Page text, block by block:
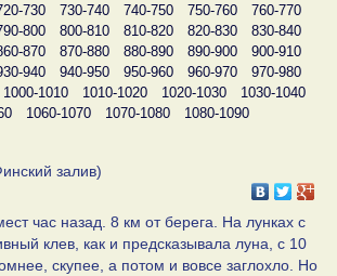
730 730-740 740-750 750-760
760-770
800 800-810 810-820 820-830
830-840
870 870-880 880-890 890-900
900-910
940 940-950 950-960 960-970
970-980
1000-1010 1010-1020 1020-1030
1030-1040
1060-1070 1070-1080
1080-1090
залив)
час назад. 8 км от берега. На лунках с
клев, как и предсказывала луна, с 10
скупее, а потом и вовсе заглохло. Но